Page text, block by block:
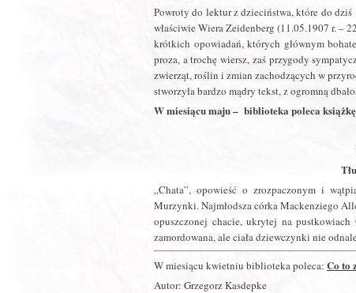
Powroty do lektur z dzieciństwa, które do dziś
właściwie Wiera Zeidenberg (11.05.1907 r. –
krótkich opowiadań, których głównym
proza, a trochę wiersz, zaś przygody
zwierząt, roślin i zmian zachodzących w
stworzyła bardzo mądry tekst, z ogromną
W miesiącu maju – biblioteka poleca
„Chata”, opowieść o zrozpaczonym i
Murzynki. Najmłodsza córka Mackenziego
opuszczonej chacie, ukrytej na
zamordowana, ale ciała dziewczynki nie
W miesiącu kwietniu biblioteka poleca: Co to
Autor: Grzegorz Kasdepke